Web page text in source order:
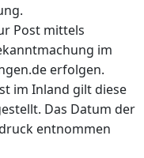
Post mittels
im
erfolgen.
im Inland gilt diese
Das Datum der
entnommen